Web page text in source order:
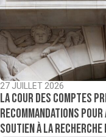
27 JUILLET 2026
La Cour des comptes
recommandations
soutien à la